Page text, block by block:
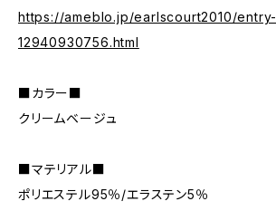
https://ameblo.jp/earlscourt2010/entry-
12940930756.html
■カラー■
クリームベージュ
■マテリアル■
ポリエステル95％/エラステン5％